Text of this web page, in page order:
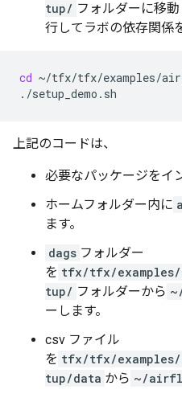
tup/ フォルダーに移動
行してラボの依存関係
cd ~/tfx/tfx/examples/
上記のコードは、
必要なパッケージをイ
ホームフォルダー内に
ます。
dags フォルダー
を tfx/tfx/examples/
tup/ フォルダーから
ーします。
csv ファイル
を tfx/tfx/examples/
tup/data から ~/